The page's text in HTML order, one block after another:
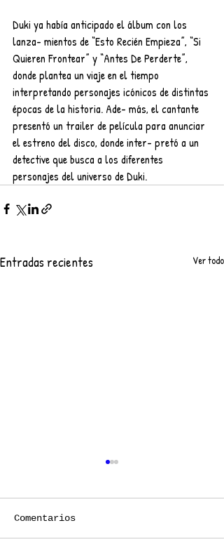
Duki ya había anticipado el álbum con los
lanza- mientos de “Esto Recién Empieza”, “Si
Quieren Frontear” y “Antes De Perderte”,
donde plantea un viaje en el tiempo
interpretando personajes icónicos de distintas
épocas de la historia. Ade- más, el cantante
presentó un trailer de película para anunciar
el estreno del disco, donde inter- pretó a un
detective que busca a los diferentes
personajes del universo de Duki.
Entradas recientes Ver todo
Comentarios